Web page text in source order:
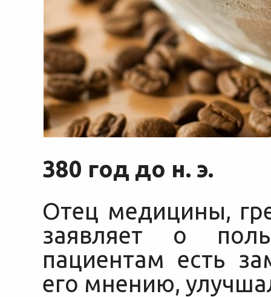
380 год до н. э.
Отец медицины,
заявляет о
пациентам есть
его мнению,